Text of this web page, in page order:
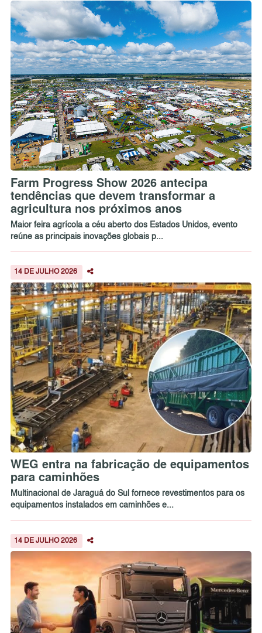
Farm Progress Show 2026 antecipa
tendências que devem transformar a
agricultura nos próximos anos
Maior feira agrícola a céu aberto dos Estados Unidos, evento
reúne as principais inovações globais p...
14 DE JULHO 2026
WEG entra na fabricação de equipamentos
para caminhões
Multinacional de Jaraguá do Sul fornece revestimentos para os
equipamentos instalados em caminhões e...
14 DE JULHO 2026